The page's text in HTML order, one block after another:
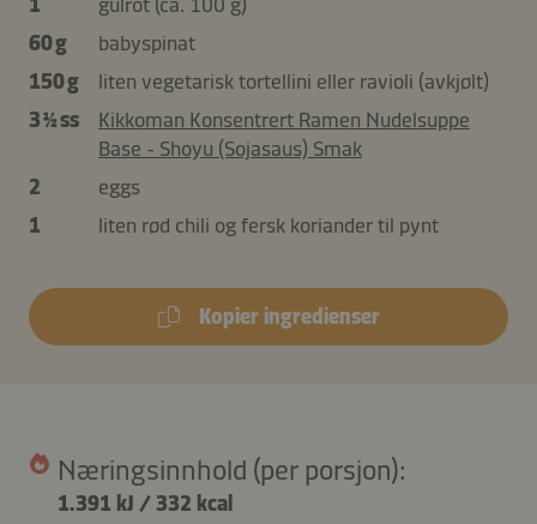
60 g
babyspinat
150 g
liten vegetarisk tortellini eller ravioli (avkjølt)
3 ½ ss
Kikkoman Konsentrert Ramen Nudelsuppe
Base - Shoyu (Sojasaus) Smak
2
eggs
1
liten rød chili og fersk koriander til pynt
Kopier ingredienser
Næringsinnhold (per porsjon):
1.391 kJ / 332 kcal